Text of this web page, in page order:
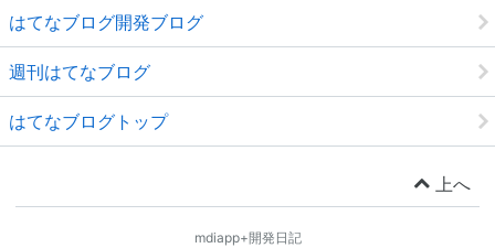
はてなブログ開発ブログ
週刊はてなブログ
はてなブログトップ
上へ
mdiapp+開発日記